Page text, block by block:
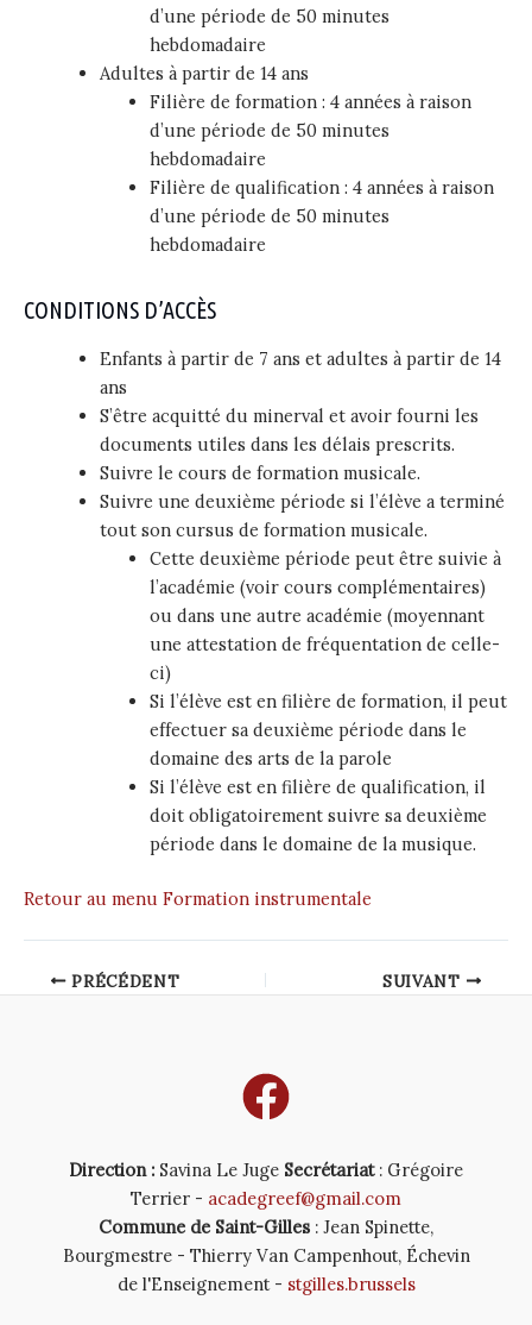
d’une période de 50 minutes
hebdomadaire
Adultes à partir de 14 ans
Filière de formation : 4 années à raison
d’une période de 50 minutes
hebdomadaire
Filière de qualification : 4 années à raison
d’une période de 50 minutes
hebdomadaire
CONDITIONS D’ACCÈS
Enfants à partir de 7 ans et adultes à partir de 14
ans
S’être acquitté du minerval et avoir fourni les
documents utiles dans les délais prescrits.
Suivre le cours de formation musicale.
Suivre une deuxième période si l’élève a terminé
tout son cursus de formation musicale.
Cette deuxième période peut être suivie à
l’académie (voir cours complémentaires)
ou dans une autre académie (moyennant
une attestation de fréquentation de celle-
ci)
Si l’élève est en filière de formation, il peut
effectuer sa deuxième période dans le
domaine des arts de la parole
Si l’élève est en filière de qualification, il
doit obligatoirement suivre sa deuxième
période dans le domaine de la musique.
Retour au menu Formation instrumentale
Post PRÉCÉDENT SUIVANT
Direction : Savina Le Juge Secrétariat: Grégoire
Terrier - acadegreef@gmail.com
Commune de Saint-Gilles : Jean Spinette,
Bourgmestre - Thierry Van Campenhout, Échevin
de l'Enseignement - stgilles.brussels